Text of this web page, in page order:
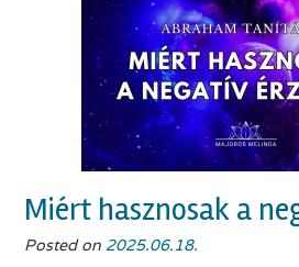
Miért hasznosak a
Posted on 2025.06.18.